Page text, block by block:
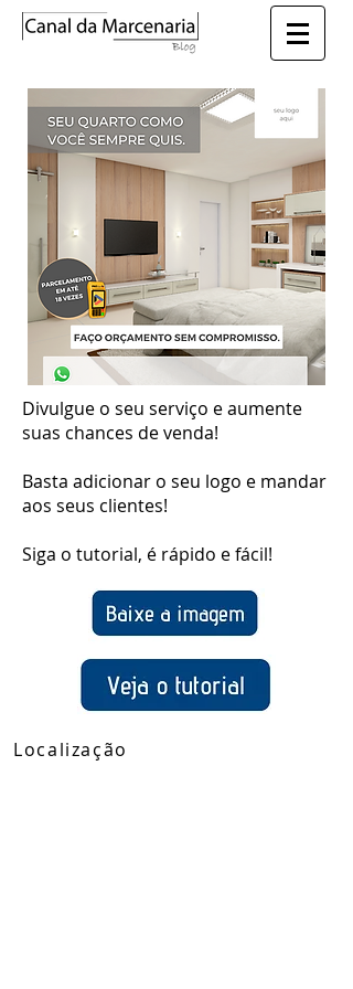
Divulgue o seu serviço e aumente
suas chances de venda!
Basta adicionar o seu logo e mandar
aos seus clientes!
Siga o tutorial, é rápido e fácil!
Localização